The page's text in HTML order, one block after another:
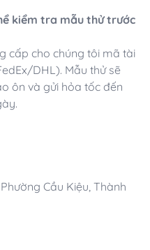
kiểm tra mẫu thử trước
cấp cho chúng tôi mã tài
DHL). Mẫu thử sẽ
ôn và gửi hỏa tốc đến
Cầu Kiệu, Thành